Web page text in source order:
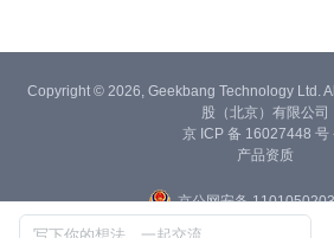
Copyright © 2026, Geekbang Technology Ltd.
股（北京）有限公司
京 ICP 备 16027448 号
产品资质
京公网安备